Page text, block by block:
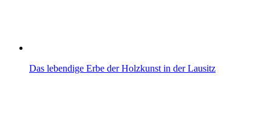
Das lebendige Erbe der Holzkunst in der Lausitz